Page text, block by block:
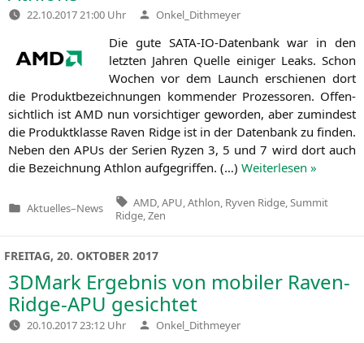
22.10.2017 21:00 Uhr Verfasst
von
Onkel_Dithmeyer
Die gute SATA-IO-Daten­bank war in den
letz­ten Jah­ren Quel­le eini­ger Leaks. Schon
Wochen vor dem Launch erschie­nen dort
die Pro­dukt­be­zeich­nun­gen kom­men­der Pro­zes­so­ren. Offen­
sicht­lich ist AMD nun vor­sich­ti­ger gewor­den, aber zumin­dest
die Pro­dukt­klas­se Raven Ridge ist in der Daten­bank zu fin­den.
Neben den APUs der Seri­en Ryzen 3, 5 und 7 wird dort auch
die Bezeich­nung Ath­lon auf­ge­grif­fen. (…) Wei­ter­le­sen »
Veröffentlicht
Aktuelles–News
Tags:
AMD APU Athlon Ryven Ridge Summit
Ridge, Zen
FREITAG, 20. OKTOBER 2017
3DMark Ergebnis von mobiler Raven-
Ridge-APU gesichtet
20.10.2017 23:12 Uhr Verfasst
von
Onkel_Dithmeyer